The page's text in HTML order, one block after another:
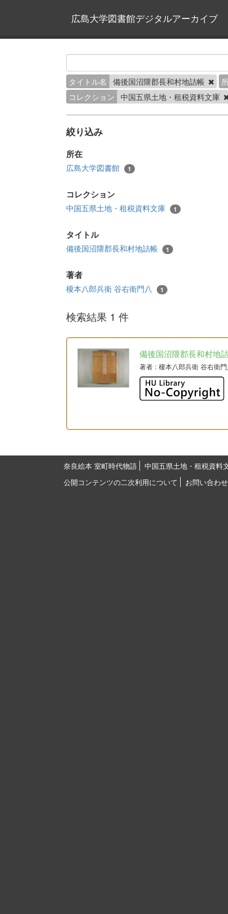
広島大学図書館デジタルアーカイブ
タイトル名 備後国沼隈郡長和村地詰帳
コレクション
中国五県土地・租税資料文庫
絞り込み
所在
広島大学図書館 1
コレクション
中国五県土地・租税資料文庫 1
タイトル
備後国沼隈郡長和村地詰帳 1
著者
榎本八郎兵衛 谷右衛門八 1
検索結果 1 件
備後国沼隈郡長和村地
著者 : 榎本八郎兵衛 谷右衛
奈良絵本 室町時代物語
中国五県土地・租税資料
公開コンテンツの二次利用について
お問い合わせ